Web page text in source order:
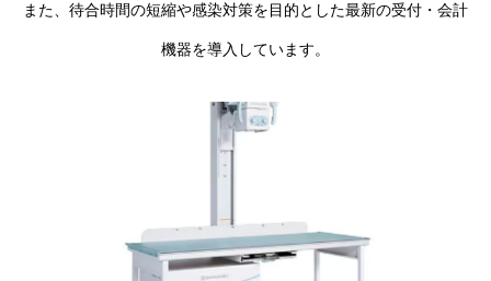
また、待合時間の短縮や感染対策を目的とした最新の受付・会計
機器を導入しています。